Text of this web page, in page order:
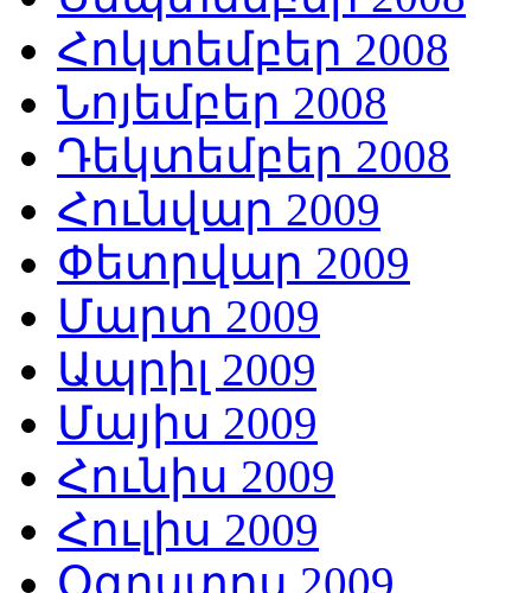
Հոկտեմբեր 2008
Նոյեմբեր 2008
Դեկտեմբեր 2008
Հունվար 2009
Փետրվար 2009
Մարտ 2009
Ապրիլ 2009
Մայիս 2009
Հունիս 2009
Հուլիս 2009